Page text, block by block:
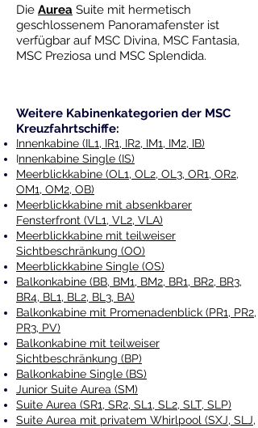
Die Aurea Suite mit hermetisch
geschlossenem Panoramafenster ist
verfügbar auf MSC Divina, MSC Fantasia,
MSC Preziosa und MSC Splendida.
Weitere Kabinenkategorien der MSC
Kreuzfahrtschiffe:
Innenkabine (IL1, IR1, IR2, IM1, IM2, IB)
Innenkabine Single (IS)
Meerblickkabine (OL1, OL2, OL3, OR1, OR2,
OM1, OM2, OB)
Meerblickkabine mit absenkbarer
Fensterfront (VL1, VL2, VLA)
Meerblickkabine mit teilweiser
Sichtbeschränkung (OO)
Meerblickkabine Single (OS)
Balkonkabine (BB, BM1, BM2, BR1, BR2, BR3,
BR4, BL1, BL2, BL3, BA)
Balkonkabine mit Promenadenblick (PR1, PR2,
PR3, PV)
Balkonkabine mit teilweiser
Sichtbeschränkung (BP)
Balkonkabine Single (BS)
Junior Suite Aurea (SM)
Suite Aurea (SR1, SR2, SL1, SL2, SLT, SLP)
Suite Aurea mit privatem Whirlpool (SXJ, SLJ,